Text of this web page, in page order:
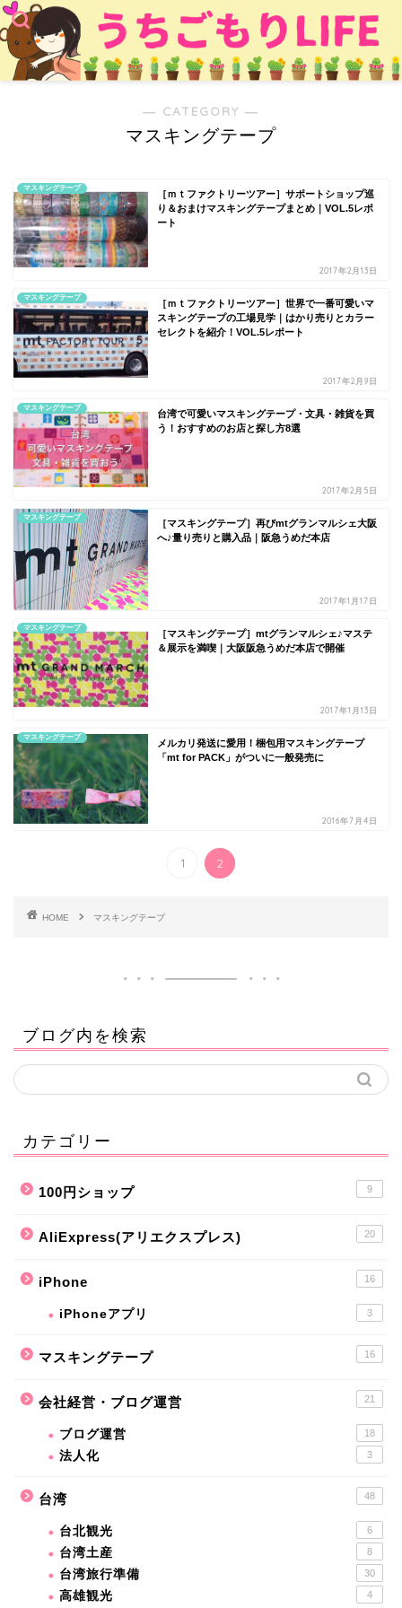
― CATEGORY ―
マスキングテープ
マスキングテープ
［ｍｔファクトリーツアー］サポートショップ巡
り＆おまけマスキングテープまとめ｜VOL.5レポ
ート
2017年2月13日
マスキングテープ
［ｍｔファクトリーツアー］世界で一番可愛いマ
スキングテープの工場見学｜はかり売りとカラー
セレクトを紹介！VOL.5レポート
2017年2月9日
マスキングテープ
台湾で可愛いマスキングテープ・文具・雑貨を買
う！おすすめのお店と探し方8選
2017年2月5日
マスキングテープ
［マスキングテープ］再びmtグランマルシェ大阪
へ♪量り売りと購入品｜阪急うめだ本店
2017年1月17日
マスキングテープ
［マスキングテープ］mtグランマルシェ♪マステ
＆展示を満喫｜大阪阪急うめだ本店で開催
2017年1月13日
マスキングテープ
メルカリ発送に愛用！梱包用マスキングテープ
「mt for PACK」がついに一般発売に
2016年7月4日
1 2
HOME マスキングテープ
ブログ内を検索
カテゴリー
100円ショップ 9
AliExpress(アリエクスプレス) 20
iPhone 16
iPhoneアプリ 3
マスキングテープ 16
会社経営・ブログ運営 21
ブログ運営 18
法人化 3
台湾 48
台北観光 6
台湾土産 8
台湾旅行準備 30
高雄観光 4